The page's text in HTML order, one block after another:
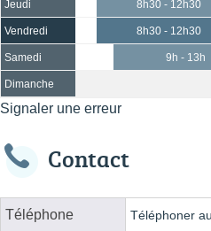
Jeudi 8h30 - 12h30
Vendredi 8h30 - 12h30
Samedi 9h - 13h
Dimanche
Signaler une erreur
Contact
Téléphone Téléphoner